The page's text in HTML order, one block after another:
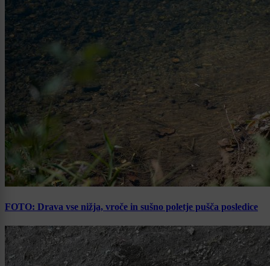
FOTO: Drava vse nižja, vroče in sušno poletje pušča posledice